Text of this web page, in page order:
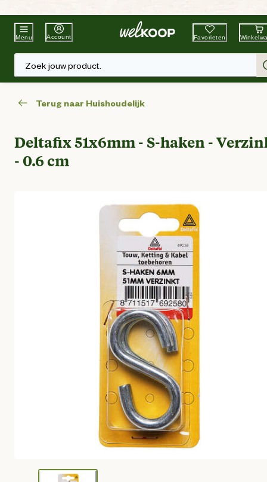
Beste WinkelketenTuin & Dier
Menu Account Favorieten
Zoek jouw product.
Terug naar Huishoudelijk
Deltafix 51x6mm - S-haken -
- 0.6 cm